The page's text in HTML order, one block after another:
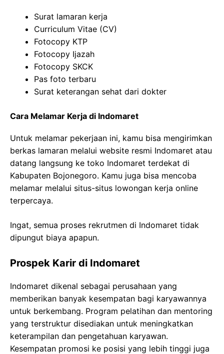
Surat lamaran kerja
Curriculum Vitae (CV)
Fotocopy KTP
Fotocopy Ijazah
Fotocopy SKCK
Pas foto terbaru
Surat keterangan sehat dari dokter
Cara Melamar Kerja di Indomaret
Untuk melamar pekerjaan ini, kamu bisa mengirimkan
berkas lamaran melalui website resmi Indomaret atau
datang langsung ke toko Indomaret terdekat di
Kabupaten Bojonegoro. Kamu juga bisa mencoba
melamar melalui situs-situs lowongan kerja online
terpercaya.
Ingat, semua proses rekrutmen di Indomaret tidak
dipungut biaya apapun.
Prospek Karir di Indomaret
Indomaret dikenal sebagai perusahaan yang
memberikan banyak kesempatan bagi karyawannya
untuk berkembang. Program pelatihan dan mentoring
yang terstruktur disediakan untuk meningkatkan
keterampilan dan pengetahuan karyawan.
Kesempatan promosi ke posisi yang lebih tinggi juga